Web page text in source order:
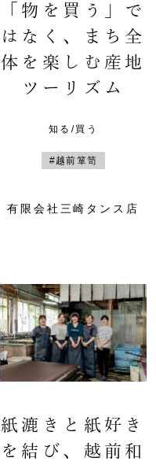
「物を買う」で
はなく、まち全
体を楽しむ産地
ツーリズム
知る/買う
#越前箪笥
有限会社三崎タンス店
紙漉きと紙好き
を結び、越前和